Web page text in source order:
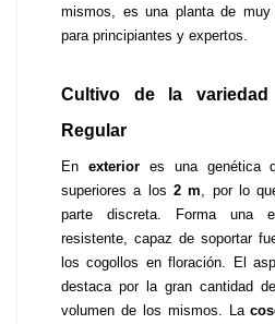
mismos, es una planta de muy
para principiantes y expertos.
Cultivo de la
Regular
En exterior es una genética
superiores a los 2 m , por lo
parte discreta. Forma una
resistente, capaz de soportar
los cogollos en floración. El
destaca por la gran cantidad
volumen de los mismos. La